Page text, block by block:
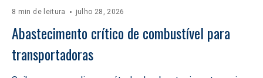
8 min de leitura julho 28, 2026
Abastecimento crítico de combustível para
transportadoras